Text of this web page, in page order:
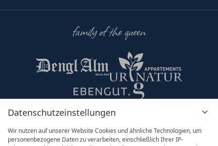
Datenschutzeinstellungen
Wir nutzen auf unserer Website Cookies und ähnliche Technologien, um
personenbezogene Daten zu verarbeiten, einschließlich Ihrer IP-
family of the queen